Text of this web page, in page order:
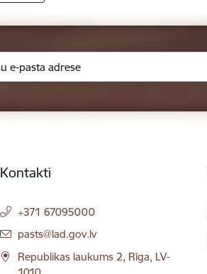
Kontakti
+371 67095000
E-pasts:
pasts@lad.gov.lv
Republikas laukums 2, Rīga, LV-